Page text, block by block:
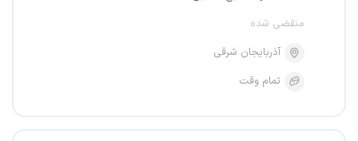
منقضی شده
آذربایجان شرقی
تمام وقت